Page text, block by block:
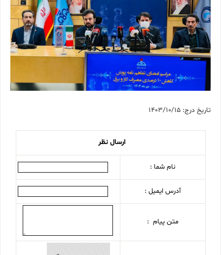
تاریخ درج: 1403/10/15
ارسال نظر
نام شما :
آدرس ایمیل :
متن پیام :